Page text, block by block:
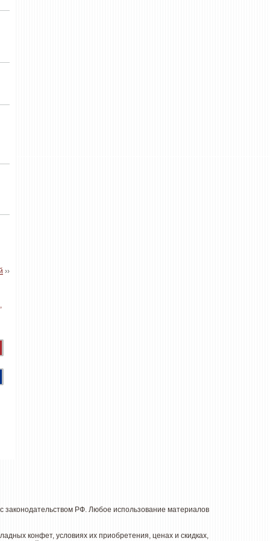
››
РФ. Любое использование материалов
конфет, условиях их приобретения, ценах и скидках,